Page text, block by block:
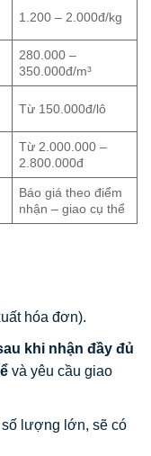
1.200 – 2.000đ/kg
280.000 –
350.000đ/m³
Từ 150.000đ/lô
Từ 2.000.000 –
2.800.000đ
Báo giá theo điểm
nhận – giao cụ thể
hóa đơn).
khi nhận đầy đủ
và yêu cầu giao
lượng lớn, sẽ có